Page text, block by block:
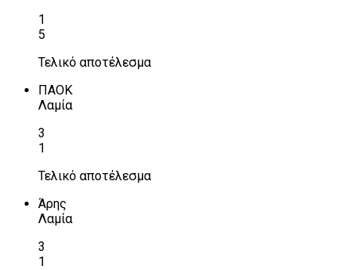
1
5
Τελικό αποτέλεσμα
ΠΑΟΚ
Λαμία
3
1
Τελικό αποτέλεσμα
Άρης
Λαμία
3
1